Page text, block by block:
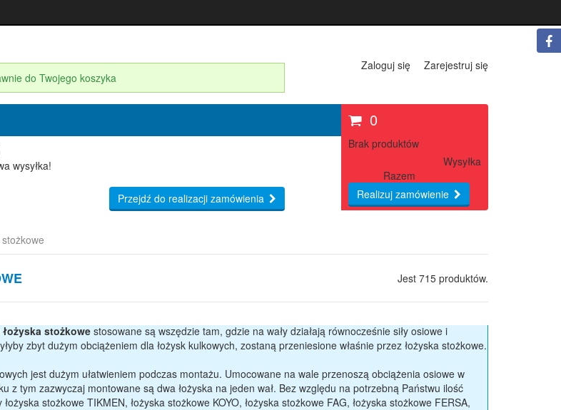
Zaloguj się Zarejestruj się
0
Brak produktów
Wysyłka
Razem
Realizuj zamówienie
do Twojego koszyka
wysyłka!
Przejdź do realizacji zamówienia
Jest 715 produktów.
łożyska stożkowestosowane są wszędzie tam, gdzie na wały działają równocześnie siły osiowe i
zbyt dużym obciążeniem dla łożysk kulkowych, zostaną przeniesione właśnie przez łożyska stożkowe.
jest dużym ułatwieniem podczas montażu. Umocowane na wale przenoszą obciążenia osiowe w
z tym zazwyczaj montowane są dwa łożyska na jeden wał. Bez względu na potrzebną Państwu ilość
stożkowe TIKMEN, łożyska stożkowe KOYO, łożyska stożkowe FAG, łożyska stożkowe FERSA,